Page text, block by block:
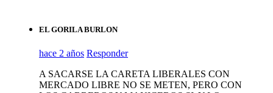
EL GORILA BURLON
hace 2 años Responder
A SACARSE LA CARETA LIBERALES CON
MERCADO LIBRE NO SE METEN, PERO CON